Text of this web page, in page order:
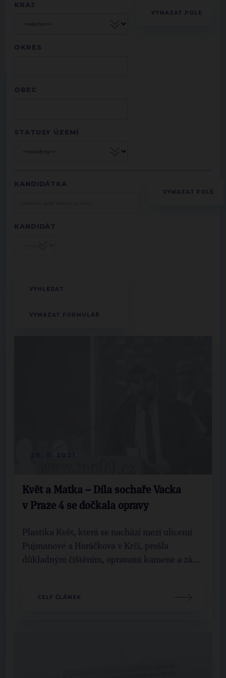
KRAJ
OKRES
OBEC
STATUSY ÚZEMÍ
KANDIDÁTKA
KANDIDÁT
Květ a Matka – Díla sochaře Vacka
v Praze 4 se dočkala opravy
Plastika Květ, která se nachází mezi ulicemi
Pujmanové a Horáčkova v Krči, prošla
důkladným čištěním, opravami kamene a zá...
CELÝ ČLÁNEK